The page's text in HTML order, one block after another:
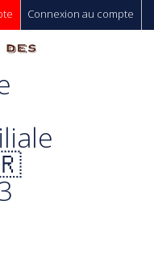
Connexion au compte